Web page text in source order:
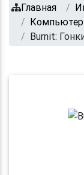
Главная
Burnit: